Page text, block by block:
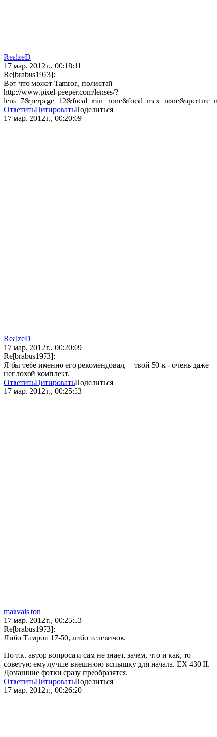
RealzeD
17 мар. 2012 г., 00:18:11
Re[brabus1973]:
Вот что может Tamron, полистай
http://www.pixel-peeper.com/lenses/?
ОтветитьЦитироватьПоделиться
17 мар. 2012 г., 00:20:09
RealzeD
17 мар. 2012 г., 00:20:09
Re[brabus1973]:
Я бы тебе именно его рекомендовал, + твой 50-к - очень даже
неплохой комплект.
ОтветитьЦитироватьПоделиться
17 мар. 2012 г., 00:25:33
mauvais ton
17 мар. 2012 г., 00:25:33
Re[brabus1973]:
Либо Тамрон 17-50, либо телевичок.
Но т.к. автор вопроса и сам не знает, зачем, что и как, то
советую ему лучше внешнюю вспышку для начала. ЕХ 430 II.
Домашние фотки сразу преобразятся.
ОтветитьЦитироватьПоделиться
17 мар. 2012 г., 00:26:20